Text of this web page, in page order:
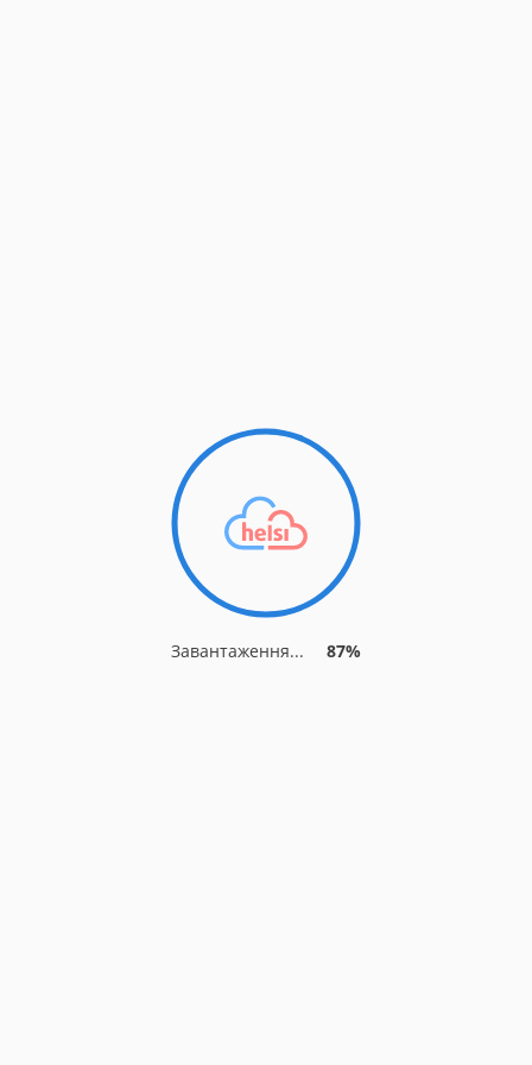
Завантаження... 87%